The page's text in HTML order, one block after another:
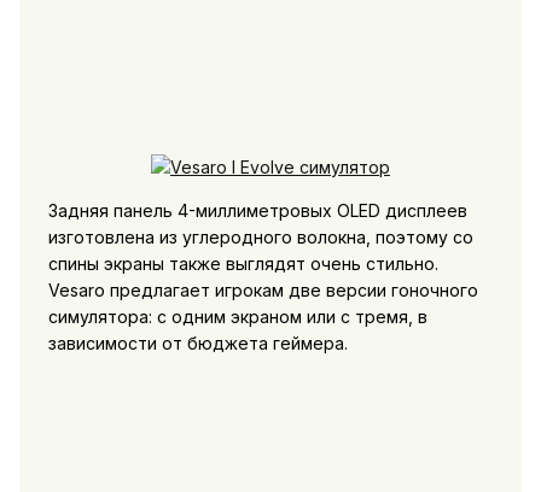
Задняя панель 4-миллиметровых OLED дисплеев
изготовлена из углеродного волокна, поэтому со
спины экраны также выглядят очень стильно.
Vesaro предлагает игрокам две версии гоночного
симулятора: с одним экраном или с тремя, в
зависимости от бюджета геймера.